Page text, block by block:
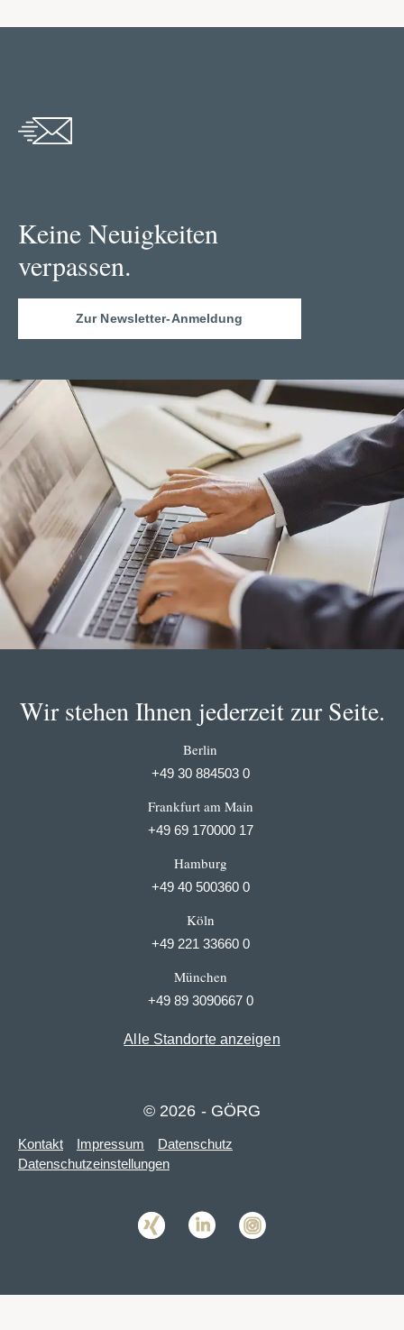
Keine Neuigkeiten
verpassen.
Zur Newsletter-Anmeldung
Wir stehen Ihnen jederzeit zur Seite.
Berlin
+49 30 884503 0
Frankfurt am Main
+49 69 170000 17
Hamburg
+49 40 500360 0
Köln
+49 221 33660 0
München
+49 89 3090667 0
Alle Standorte anzeigen
© 2026 - GÖRG
Kontakt Impressum
Datenschutz
Datenschutzeinstellungen